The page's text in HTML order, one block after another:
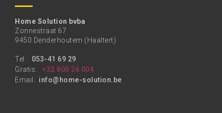
Home Solution bvba
Zonnestraat 67
9450 Denderhoutem (Haaltert)
Tel.: 053-41 69 29
Gratis:
+32 800 26 004
Email: info@home-solution.be